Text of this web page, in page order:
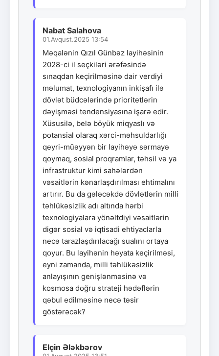
Nabat Salahova
01.Avqust.2025 13:54
Məqalənin Qızıl Günbəz layihəsinin
2028-ci il seçkiləri ərəfəsində
sınaqdan keçirilməsinə dair verdiyi
məlumat, texnologiyanın inkişafı ilə
dövlət büdcələrində prioritetlərin
dəyişməsi tendensiyasına işarə edir.
Xüsusilə, belə böyük miqyaslı və
potansial olaraq xərci-məhsuldarlığı
qeyri-müəyyən bir layihəyə sərmayə
qoymaq, sosial proqramlar, təhsil və ya
infrastruktur kimi sahələrdən
vəsaitlərin kənarlaşdırılması ehtimalını
artırır. Bu da gələcəkdə dövlətlərin milli
təhlükəsizlik adı altında hərbi
texnologiyalara yönəltdiyi vəsaitlərin
digər sosial və iqtisadi ehtiyaclarla
necə tarazlaşdırılacağı sualını ortaya
qoyur. Bu layihənin həyata keçirilməsi,
eyni zamanda, milli təhlükəsizlik
anlayışının genişlənməsinə və
kosmosa doğru strateji hədəflərin
qəbul edilməsinə necə təsir
göstərəcək?
Elçin Ələkbərov